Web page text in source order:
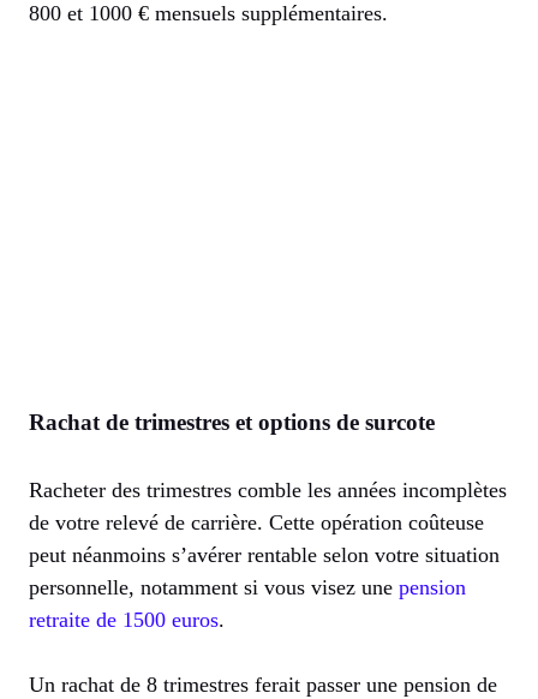
800 et 1000 € mensuels supplémentaires.
Rachat de trimestres et options de surcote
Racheter des trimestres comble les années incomplètes
de votre relevé de carrière. Cette opération coûteuse
peut néanmoins s’avérer rentable selon votre situation
personnelle, notamment si vous visez une pension
retraite de 1500 euros.
Un rachat de 8 trimestres ferait passer une pension de